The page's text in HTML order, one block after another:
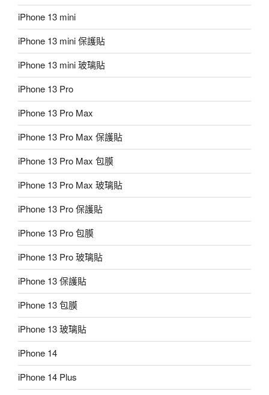
iPhone 13 mini
iPhone 13 mini 保護貼
iPhone 13 mini 玻璃貼
iPhone 13 Pro
iPhone 13 Pro Max
iPhone 13 Pro Max 保護貼
iPhone 13 Pro Max 包膜
iPhone 13 Pro Max 玻璃貼
iPhone 13 Pro 保護貼
iPhone 13 Pro 包膜
iPhone 13 Pro 玻璃貼
iPhone 13 保護貼
iPhone 13 包膜
iPhone 13 玻璃貼
iPhone 14
iPhone 14 Plus